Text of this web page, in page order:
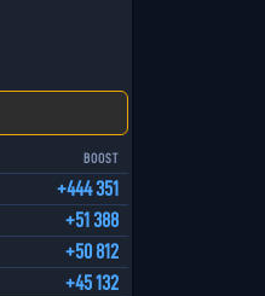
BOOST
+444 351
+51 388
+50 812
+45 132